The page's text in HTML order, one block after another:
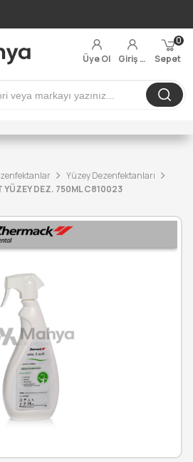
Üye Ol Giriş Yap Sepet
0
Yüzey Dezenfektanları
YÜZEY DEZ. 750ML C810023